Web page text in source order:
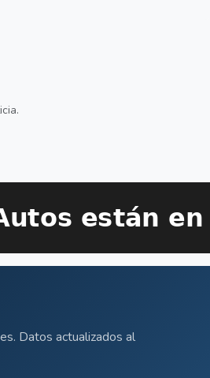
Datos actualizados al